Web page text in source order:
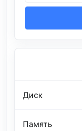
Диск
Память